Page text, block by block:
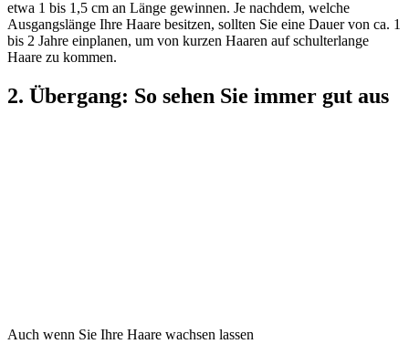
etwa 1 bis 1,5 cm an Länge gewinnen. Je nachdem, welche
Ausgangslänge Ihre Haare besitzen, sollten Sie eine Dauer von ca. 1
bis 2 Jahre einplanen, um von kurzen Haaren auf schulterlange
Haare zu kommen.
2. Übergang: So sehen Sie immer gut aus
Auch wenn Sie Ihre Haare wachsen lassen